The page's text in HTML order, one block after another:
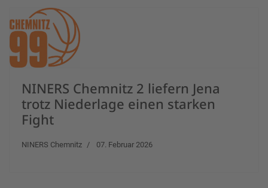
NINERS Chemnitz 2 liefern Jena
trotz Niederlage einen starken
Fight
NINERS Chemnitz 07. Februar 2026